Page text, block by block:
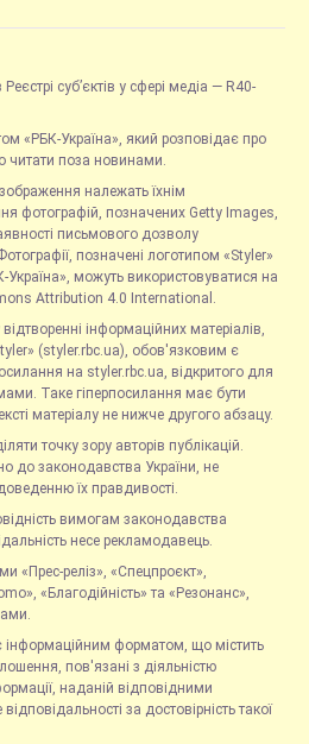
суб’єктів у сфері медіа — R40-
«РБК-Україна», який розповідає про
читати поза новинами.
зображення належать їхнім
фотографій, позначених Getty Images,
письмового дозволу
позначені логотипом «Styler»
Україна», можуть використовуватися на
Attribution 4.0 International.
інформаційних матеріалів,
(styler.rbc.ua), обов'язковим є
на styler.rbc.ua, відкритого для
Таке гіперпосилання має бути
матеріалу не нижче другого абзацу.
точку зору авторів публікацій.
до законодавства України, не
їх правдивості.
вимогам законодавства
несе рекламодавець.
«Прес-реліз», «Спецпроєкт»,
«Благодійність» та «Резонанс»,
інформаційним форматом, що містить
пов'язані з діяльністю
наданій відповідними
за достовірність такої